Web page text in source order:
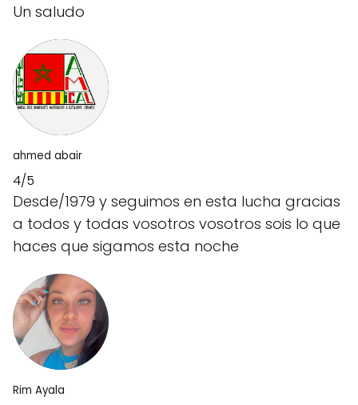
Un saludo
ahmed abair
4/5
Desde/1979 y seguimos en esta lucha gracias
a todos y todas vosotros vosotros sois lo que
haces que sigamos esta noche
Rim Ayala